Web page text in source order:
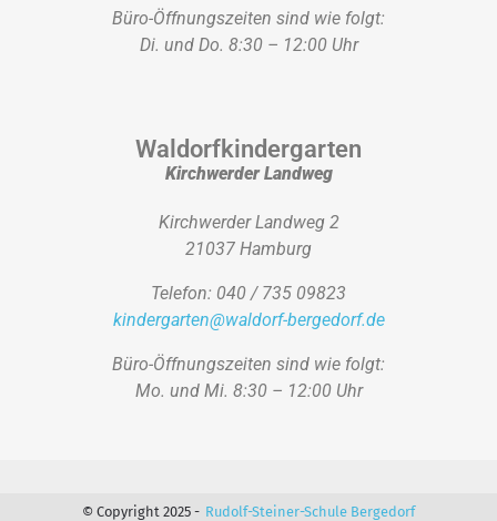
Büro-Öffnungszeiten sind wie folgt:
Di. und Do. 8:30 – 12:00 Uhr
Waldorfkindergarten
Kirchwerder Landweg
Kirchwerder Landweg 2
21037 Hamburg
Telefon: 040 / 735 09823
kindergarten@waldorf-bergedorf.de
Büro-Öffnungszeiten sind wie folgt:
Mo. und Mi. 8:30 – 12:00 Uhr
© Copyright 2025 - Rudolf-Steiner-Schule Bergedorf